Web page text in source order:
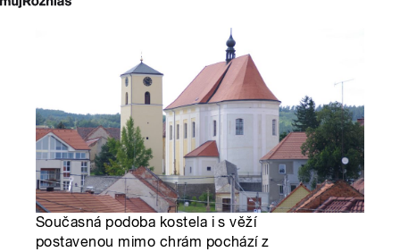
Současná podoba kostela i s věží
postavenou mimo chrám pochází z